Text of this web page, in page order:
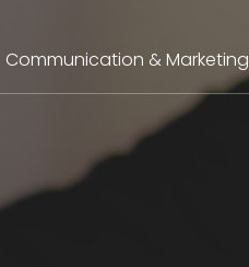
Communication & Marketing